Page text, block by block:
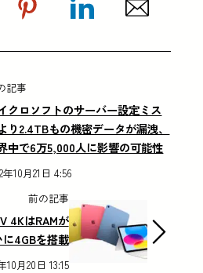
記事
クロソフトのサーバー設定ミス
り2.4TBもの機密データが漏洩、
中で6万5,000人に影響の可能性
年10月21日 4:56
前の記事
4KはRAMが
4GBを搭載
10月20日 13:15